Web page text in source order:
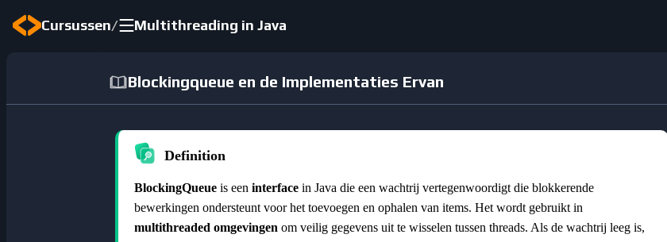
Cursussen/ Multithreading in Java
Blockingqueue en de Implementaties Ervan